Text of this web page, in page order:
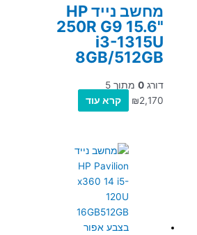
מחשב נייד HP
250R G9 15.6"
i3-1315U
8GB/512GB
דורג 0 מתוך 5
₪2,170 קרא עוד